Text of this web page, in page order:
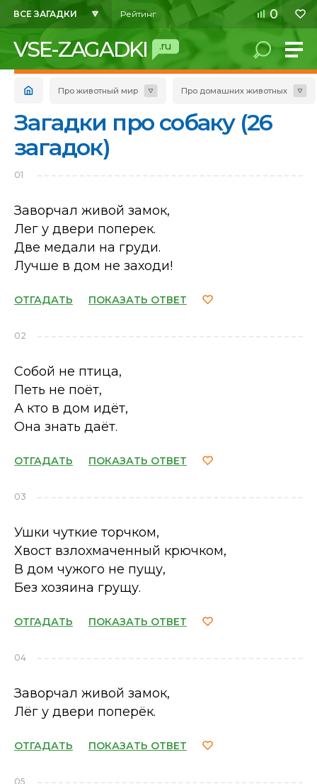
ВСЕ ЗАГАДКИ Рейтинг 0
VSE-ZAGADKI .ru
Про животный мир Про домашних животных
Загадки про собаку (26
загадок)
01
Заворчал живой замок,
Лег у двери поперек.
Две медали на груди.
Лучше в дом не заходи!
ОТГАДАТЬ ПОКАЗАТЬ ОТВЕТ
02
Собой не птица,
Петь не поёт,
А кто в дом идёт,
Она знать даёт.
ОТГАДАТЬ ПОКАЗАТЬ ОТВЕТ
03
Ушки чуткие торчком,
Хвост взлохмаченный крючком,
В дом чужого не пущу,
Без хозяина грущу.
ОТГАДАТЬ ПОКАЗАТЬ ОТВЕТ
04
Заворчал живой замок,
Лёг у двери поперёк.
ОТГАДАТЬ ПОКАЗАТЬ ОТВЕТ
05